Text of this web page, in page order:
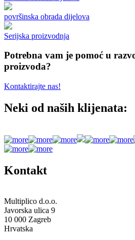
površinska obrada dijelova
Serijska proizvodnja
Potrebna vam je pomoć u
proizvoda?
Kontaktirajte nas!
Neki od naših klijenata:
Kontakt
Multiplico d.o.o.
Javorska ulica 9
10 000 Zagreb
Hrvatska